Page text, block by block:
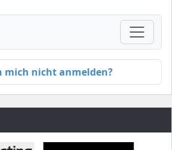
mich nicht anmelden?